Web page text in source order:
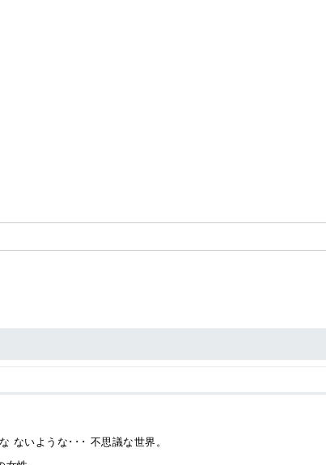
ないような･･･ 不思議な世界。